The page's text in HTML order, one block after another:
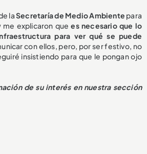
laSecretaría de Medio Ambiente para
me explicaron quees necesario que lo
para ver qué se puede
con ellos, pero, por ser festivo, no
insistiendo para que le pongan ojo
de su interés en nuestra sección